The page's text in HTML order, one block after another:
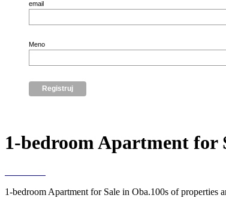
email
Meno
1-bedroom Apartment for
1-bedroom Apartment for Sale in Oba.100s of